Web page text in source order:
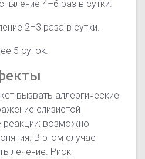
4–6 раз в сутки.
2–3 раза в сутки.
5 суток.
вызвать аллергические
слизистой
реакции; возможно
В этом случае
лечение. Риск